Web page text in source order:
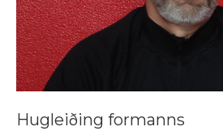
Hugleiðing formanns